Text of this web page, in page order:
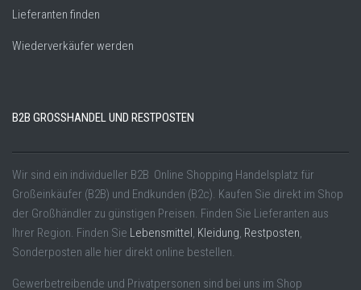
Lieferanten finden
Wiederverkäufer werden
B2B GROSSHANDEL UND RESTPOSTEN
Wir sind ein individueller B2B Online Shopping Handelsplatz für
Großeinkäufer (B2B) und Endkunden (B2c). Kaufen Sie direkt im Shop
der Großhändler zu günstigen Preisen. Finden Sie Lieferanten aus
Ihrer Region. Finden Sie Lebensmittel , Kleidung, Restposten,
Sonderposten alle hier direkt online bestellen.
Gewerbetreibende und Privatpersonen sind bei uns im Shop